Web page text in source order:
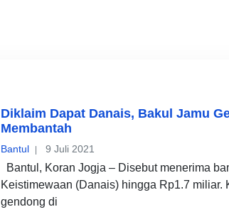
Diklaim Dapat Danais, Bakul Jamu
Membantah
Bantul 9 Juli 2021
Bantul, Koran Jogja – Disebut menerima
Keistimewaan (Danais) hingga Rp1.7 miliar.
gendong di